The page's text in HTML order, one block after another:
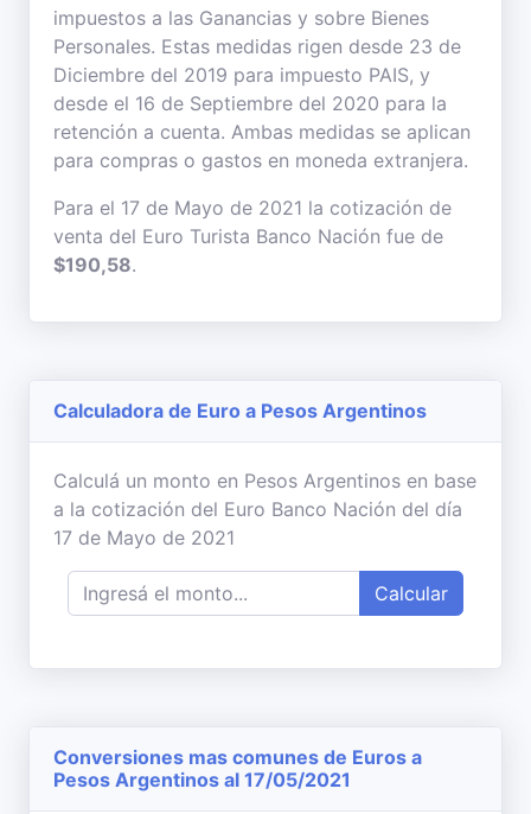
impuestos a las Ganancias y sobre Bienes
Personales. Estas medidas rigen desde 23 de
Diciembre del 2019 para impuesto PAIS, y
desde el 16 de Septiembre del 2020 para la
retención a cuenta. Ambas medidas se aplican
para compras o gastos en moneda extranjera.
Para el 17 de Mayo de 2021 la cotización de
venta del Euro Turista Banco Nación fue de
$190,58.
Calculadora de Euro a Pesos Argentinos
Calculá un monto en Pesos Argentinos en base
a la cotización del Euro Banco Nación del día
17 de Mayo de 2021
Calcular
Conversiones mas comunes de Euros a
Pesos Argentinos al 17/05/2021